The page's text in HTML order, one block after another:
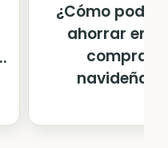
¿Cómo
ahorrar en
compras
navideñas?